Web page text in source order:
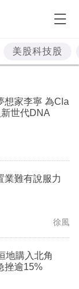
美股科技股
想家李寧 為Cla
世代DNA
業難有說服力
徐風
地購入北角
挫逾15%